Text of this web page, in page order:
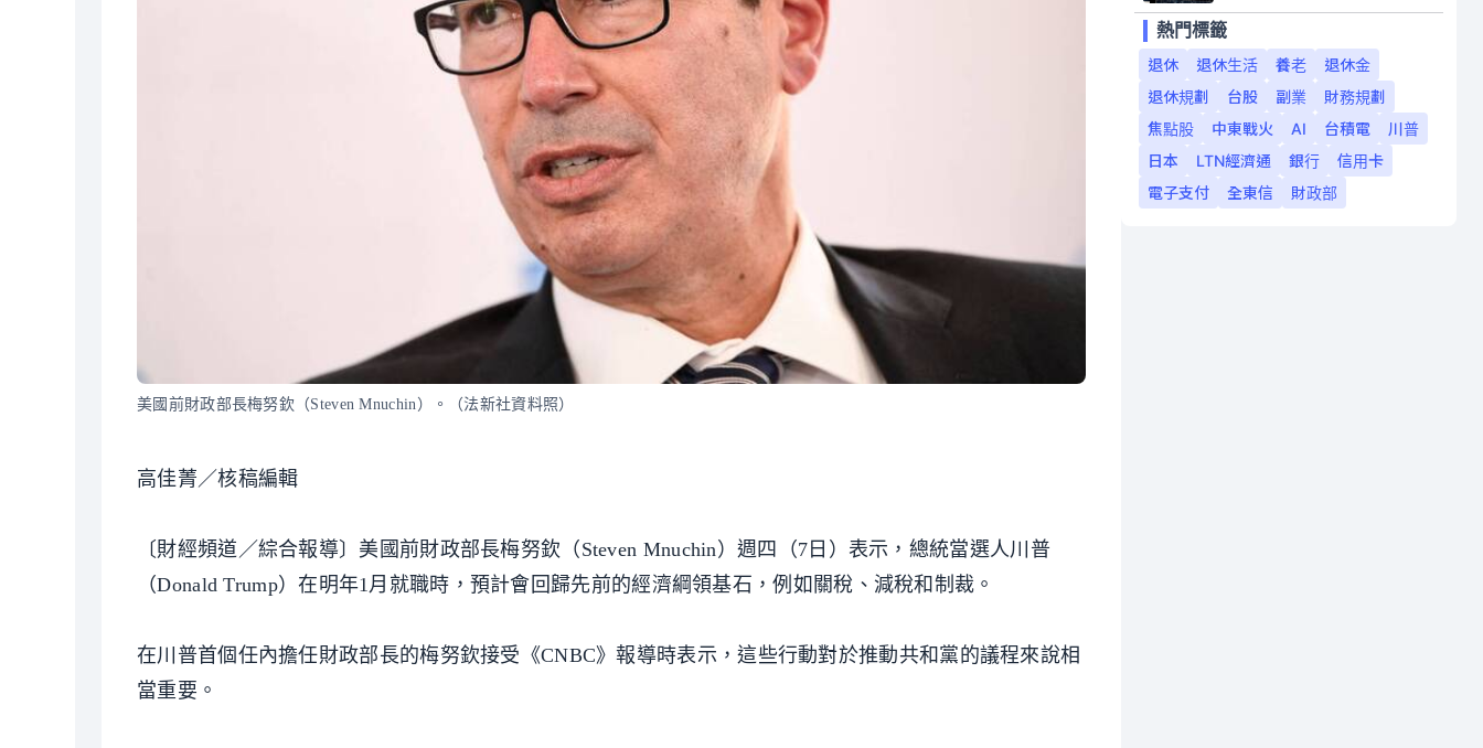
美國前財政部長梅努欽（Steven Mnuchin）。（法新社資料照）
高佳菁／核稿編輯
〔財經頻道／綜合報導〕美國前財政部長梅努欽（Steven Mnuchin）週四（7日）表示，總統當選人川普
（Donald Trump）在明年1月就職時，預計會回歸先前的經濟綱領基石，例如關稅、減稅和制裁。
在川普首個任內擔任財政部長的梅努欽接受《CNBC》報導時表示，這些行動對於推動共和黨的議程來說相
當重要。
熱門標籤
退休
退休生活 養老
退休金
退休規劃
台股 副業
財務規劃
焦點股
中東戰火 AI 台積電
川普
日本
LTN經濟通 銀行
信用卡
電子支付
全東信 財政部